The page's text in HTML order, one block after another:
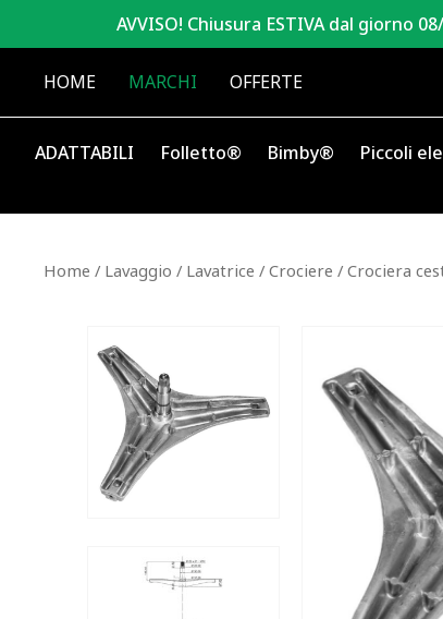
AVVISO! Chiusura ESTIVA dal giorno
HOME MARCHI OFFERTE
ADATTABILI Folletto® Bimby® Piccoli
Home / Lavaggio / Lavatrice / Crociere / Crociera